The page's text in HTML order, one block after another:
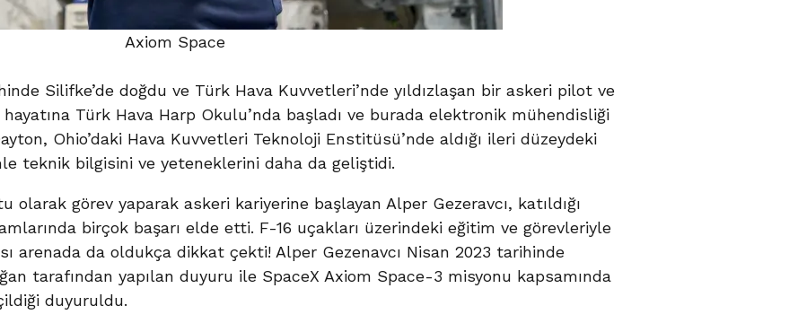
Axiom Space
Silifke’de doğdu ve Türk Hava Kuvvetleri’nde yıldızlaşan bir askeri pilot ve
Türk Hava Harp Okulu’nda başladı ve burada elektronik mühendisliği
Ohio’daki Hava Kuvvetleri Teknoloji Enstitüsü’nde aldığı ileri düzeydeki
teknik bilgisini ve yeteneklerini daha da geliştidi.
olarak görev yaparak askeri kariyerine başlayan Alper Gezeravcı, katıldığı
birçok başarı elde etti. F-16 uçakları üzerindeki eğitim ve görevleriyle
arenada da oldukça dikkat çekti! Alper Gezenavcı Nisan 2023 tarihinde
tarafından yapılan duyuru ile SpaceX Axiom Space-3 misyonu kapsamında
duyuruldu.